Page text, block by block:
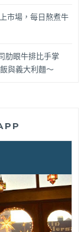
市場，每日熬煮牛
肋眼牛排比手掌
與義大利麵～